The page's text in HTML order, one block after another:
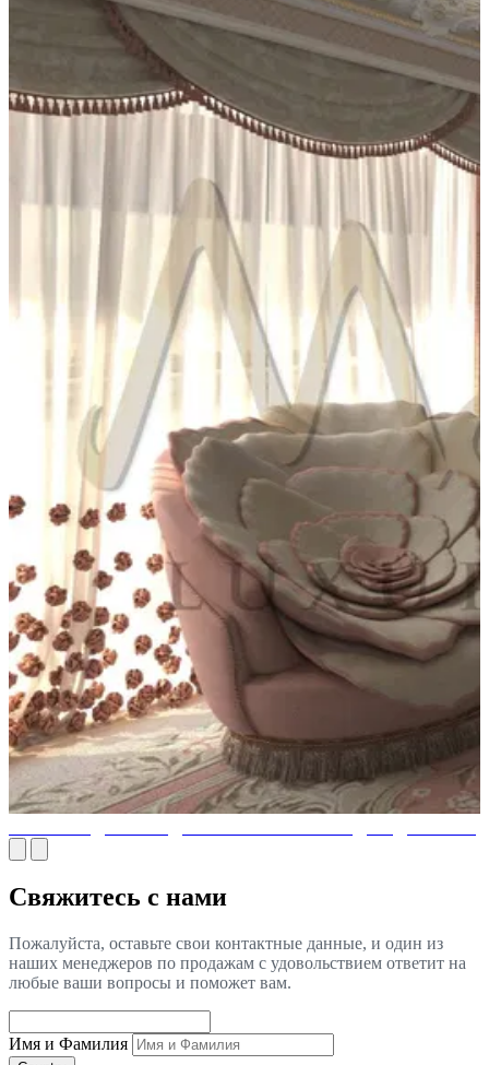
Свяжитесь с нами
Пожалуйста, оставьте свои контактные данные, и один из
наших менеджеров по продажам с удовольствием ответит на
любые ваши вопросы и поможет вам.
Имя и Фамилия